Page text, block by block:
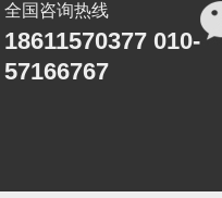
全国咨询热线
18611570377 010-
57166767